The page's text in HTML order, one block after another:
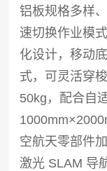
铝板规格多样
速切换作业模
化设计，移动
式，可灵活穿
50kg，配合自
空航天零部件
激光 SLAM 导